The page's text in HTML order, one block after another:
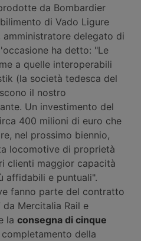
da Bombardier
di Vado Ligure
amministratore delegato di
ha detto: "Le
a quelle interoperabili
(la società tedesca del
il nostro
Un investimento del
400 milioni di euro che
nel prossimo biennio,
locomotive di proprietà
clienti maggior capacità
affidabili e puntuali".
fanno parte del contratto
Mercitalia Rail e
la consegna di cinque
completamento della